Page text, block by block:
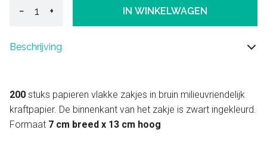
− + IN WINKELWAGEN
Beschrijving
200 stuks papieren vlakke zakjes in bruin milieuvriendelijk
kraftpapier. De binnenkant van het zakje is zwart ingekleurd.
Formaat 7 cm breed x 13 cm hoog